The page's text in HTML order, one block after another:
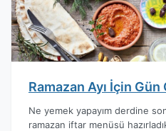
Ramazan Ayı İçin
Ne yemek yapayım derdine
ramazan iftar menüsü